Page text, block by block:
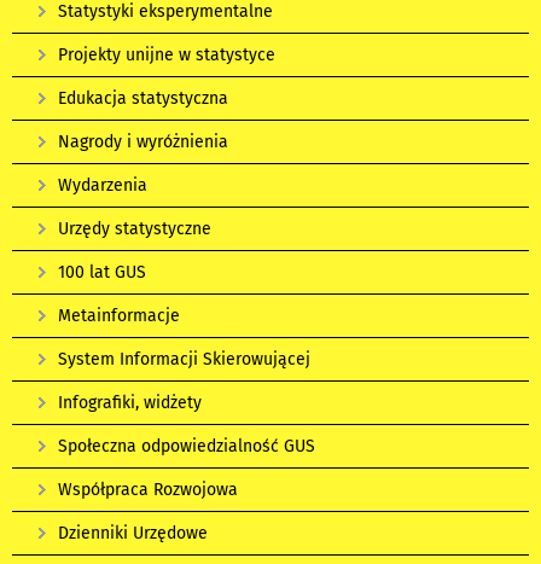
Statystyki eksperymentalne
Projekty unijne w statystyce
Edukacja statystyczna
Nagrody i wyróżnienia
Wydarzenia
Urzędy statystyczne
100 lat GUS
Metainformacje
System Informacji Skierowującej
Infografiki, widżety
Społeczna odpowiedzialność GUS
Współpraca Rozwojowa
Dzienniki Urzędowe